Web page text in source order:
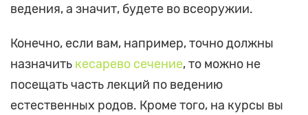
ведения, а значит, будете во всеоружии.
Конечно, если вам, например, точно должны
назначить кесарево сечение, то можно не
посещать часть лекций по ведению
естественных родов. Кроме того, на курсы вы